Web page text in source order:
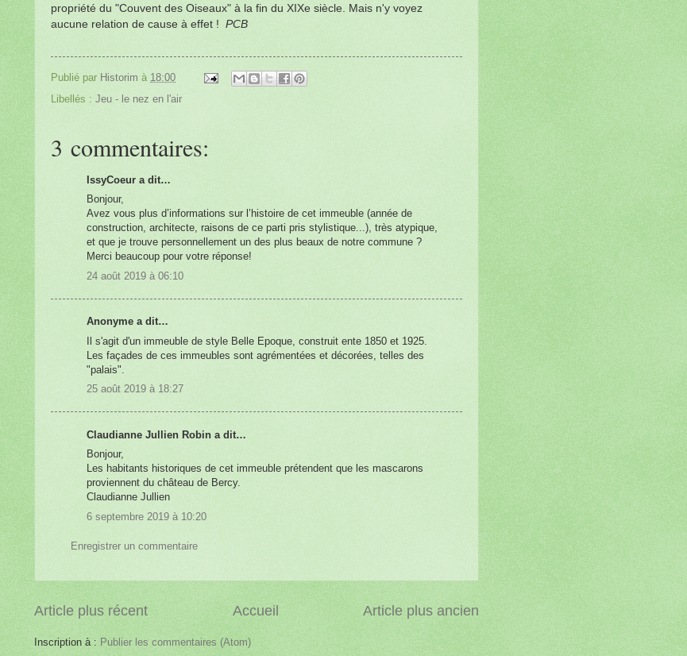
propriété du "Couvent des Oiseaux" à la fin du XIXe siècle. Mais n'y voyez
aucune relation de cause à effet ! PCB
Publié par Historim à 18:00
Libellés : Jeu - le nez en l'air
3 commentaires:
IssyCoeur a dit…
Bonjour,
Avez vous plus d’informations sur l’histoire de cet immeuble (année de
construction, architecte, raisons de ce parti pris stylistique...), très atypique,
et que je trouve personnellement un des plus beaux de notre commune ?
Merci beaucoup pour votre réponse!
24 août 2019 à 06:10
Anonyme a dit…
Il s'agit d'un immeuble de style Belle Epoque, construit ente 1850 et 1925.
Les façades de ces immeubles sont agrémentées et décorées, telles des
"palais".
25 août 2019 à 18:27
Claudianne Jullien Robin a dit…
Bonjour,
Les habitants historiques de cet immeuble prétendent que les mascarons
proviennent du château de Bercy.
Claudianne Jullien
6 septembre 2019 à 10:20
Enregistrer un commentaire
Article plus récent Article plus ancien
Accueil
Inscription à : Publier les commentaires (Atom)